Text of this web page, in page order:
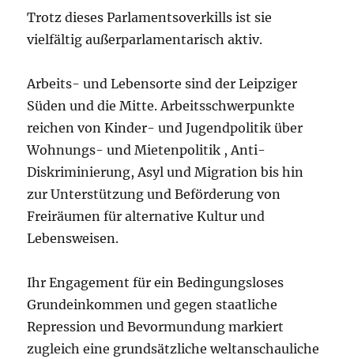
Trotz dieses Parlamentsoverkills ist sie
vielfältig außerparlamentarisch aktiv.
Arbeits- und Lebensorte sind der Leipziger
Süden und die Mitte. Arbeitsschwerpunkte
reichen von Kinder- und Jugendpolitik über
Wohnungs- und Mietenpolitik , Anti-
Diskriminierung, Asyl und Migration bis hin
zur Unterstützung und Beförderung von
Freiräumen für alternative Kultur und
Lebensweisen.
Ihr Engagement für ein Bedingungsloses
Grundeinkommen und gegen staatliche
Repression und Bevormundung markiert
zugleich eine grundsätzliche weltanschauliche